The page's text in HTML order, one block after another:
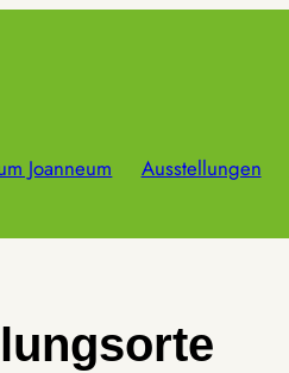
Joanneum Ausstellungen